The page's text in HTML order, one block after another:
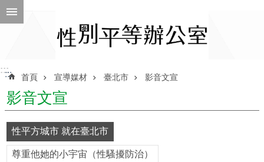
跳到主要內容區塊
ENGLISH
性
別
:::::: 首頁 宣導媒材 臺北市 影音文宣
影音文宣
性平方城市 就在臺北市
尊重他她的小宇宙（性騷擾防治）